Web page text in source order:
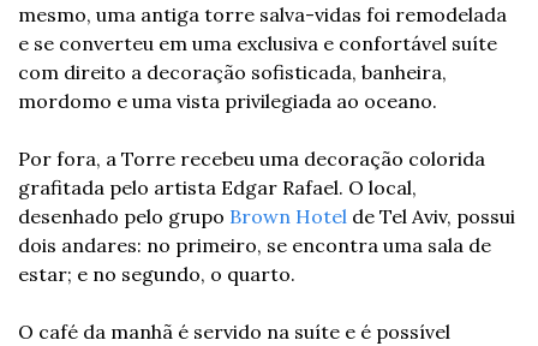
mesmo, uma antiga torre salva-vidas foi remodelada
e se converteu em uma exclusiva e confortável suíte
com direito a decoração sofisticada, banheira,
mordomo e uma vista privilegiada ao oceano.
Por fora, a Torre recebeu uma decoração colorida
grafitada pelo artista Edgar Rafael. O local,
desenhado pelo grupo Brown Hotel de Tel Aviv, possui
dois andares: no primeiro, se encontra uma sala de
estar; e no segundo, o quarto.
O café da manhã é servido na suíte e é possível